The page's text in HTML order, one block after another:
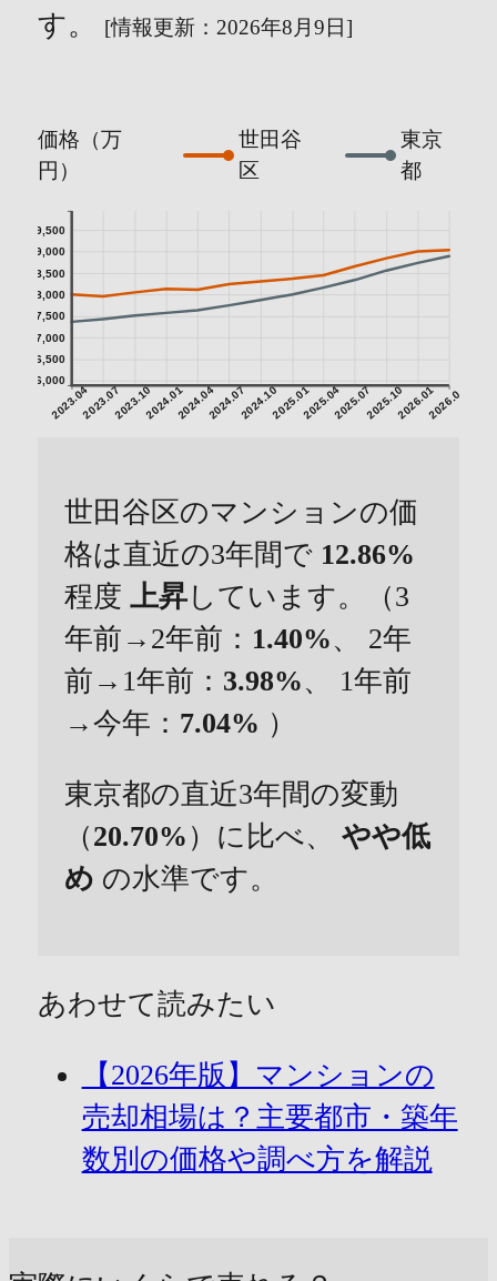
す。
[情報更新：2026年8月9日]
価格（万
円）
世田谷
区
東京
都
2023.042023.072023.102024.012024.042024.072024.102025.012025.042025.072025.102026.012026.04
6,000
6,500
7,000
7,500
8,000
8,500
9,000
9,500
世田谷区のマンションの価
格は直近の3年間で 12.86%
程度 上昇しています。（3
年前→2年前： 1.40%、 2年
前→1年前： 3.98%、 1年前
→今年： 7.04% ）
東京都の直近3年間の変動
（20.70% ）に比べ、
やや低
め の水準です。
あわせて読みたい
【2026年版】マンションの
売却相場は？主要都市・築年
数別の価格や調べ方を解説